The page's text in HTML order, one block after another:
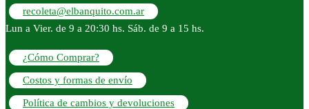
recoleta@elbanquito.com.ar
Lun a Vier. de 9 a 20:30 hs. Sáb. de 9 a 15 hs.
¿Cómo Comprar?
Costos y formas de envío
Política de cambios y devoluciones